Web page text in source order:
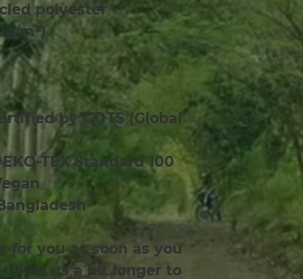
polyester
m²)
by GOTS (Global
TEX Standard 100
for you as soon as you
us a bit longer to